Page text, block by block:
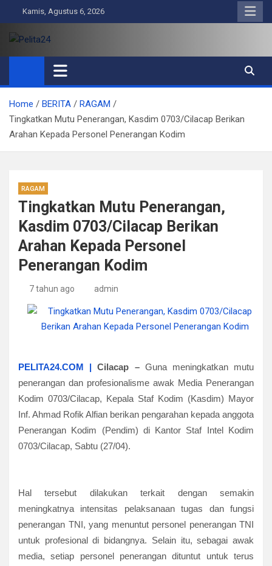
to
content
Kamis, Agustus 6, 2026
Pelita24
Aktual, Mendalam dan Terpercaya
Home BERITA
RAGAM
Tingkatkan Mutu Penerangan, Kasdim 0703/Cilacap Berikan
Arahan Kepada Personel Penerangan Kodim
RAGAM
Tingkatkan Mutu Penerangan,
Kasdim 0703/Cilacap Berikan
Arahan Kepada Personel
Penerangan Kodim
7 tahun ago admin
PELITA24.COM | Cilacap – Guna meningkatkan mutu
penerangan dan profesionalisme awak Media Penerangan
Kodim 0703/Cilacap, Kepala Staf Kodim (Kasdim) Mayor
Inf. Ahmad Rofik Alfian berikan pengarahan kepada anggota
Penerangan Kodim (Pendim) di Kantor Staf Intel Kodim
0703/Cilacap, Sabtu (27/04).
Hal tersebut dilakukan terkait dengan semakin
meningkatnya intensitas pelaksanaan tugas dan fungsi
penerangan TNI, yang menuntut personel penerangan TNI
untuk profesional di bidangnya. Selain itu, sebagai awak
media, setiap personel penerangan dituntut untuk terus